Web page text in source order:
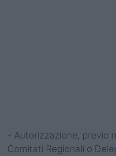
- Autorizzazione, previo
Comitati Regionali o